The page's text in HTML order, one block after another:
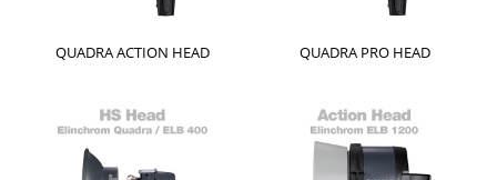
QUADRA ACTION HEAD QUADRA PRO HEAD